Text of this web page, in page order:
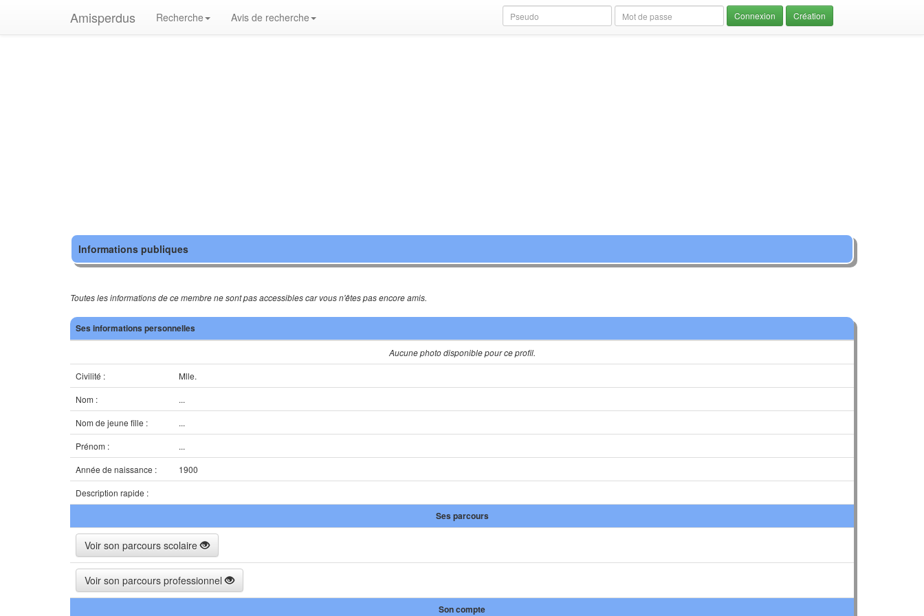
Amisperdus Recherche Avis de recherche Création
Informations publiques
Toutes les informations de ce membre ne sont pas accessibles car vous n'êtes pas encore amis.
Ses informations personnelles
Aucune photo disponible pour ce profil.
Civilité :
Mlle.
Nom :
...
Nom de jeune fille :
...
Prénom :
...
Année de naissance :
1900
Description rapide :
Ses parcours
Voir son parcours scolaire
Voir son parcours professionnel
Son compte